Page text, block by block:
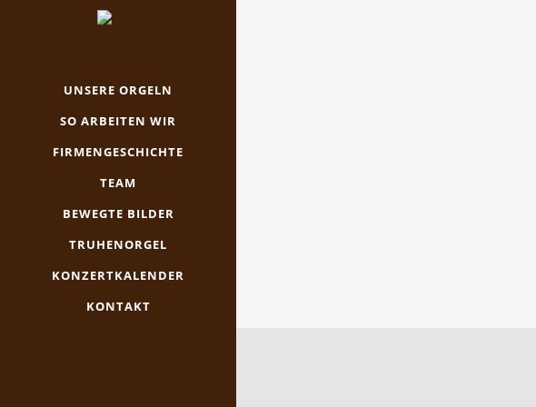
UNSERE ORGELN
SO ARBEITEN WIR
FIRMENGESCHICHTE
TEAM
BEWEGTE BILDER
TRUHENORGEL
KONZERTKALENDER
KONTAKT